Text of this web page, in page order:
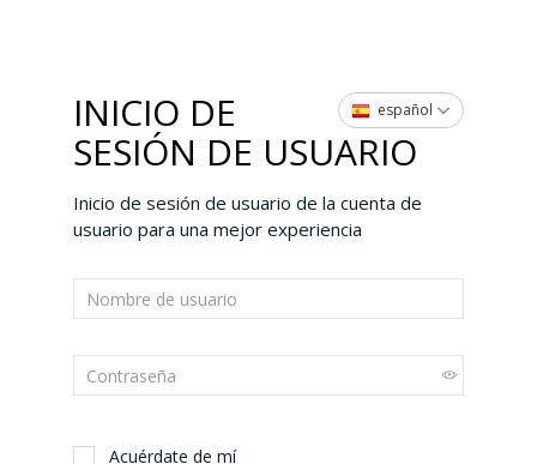
español
INICIO DE
SESIÓN DE USUARIO
Inicio de sesión de usuario de la cuenta de
usuario para una mejor experiencia
Acuérdate de mí